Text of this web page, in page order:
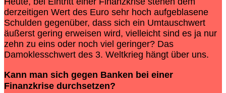
derzeitigen Wert des Euro sehr hoch aufgeblasene
Schulden gegenüber, dass sich ein Umtauschwert
äußerst gering erweisen wird, vielleicht sind es ja nur
zehn zu eins oder noch viel geringer? Das
Damoklesschwert des 3. Weltkrieg hängt über uns.
Kann man sich gegen Banken bei einer
Finanzkrise durchsetzen?